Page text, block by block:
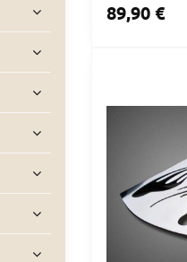
89,90 €